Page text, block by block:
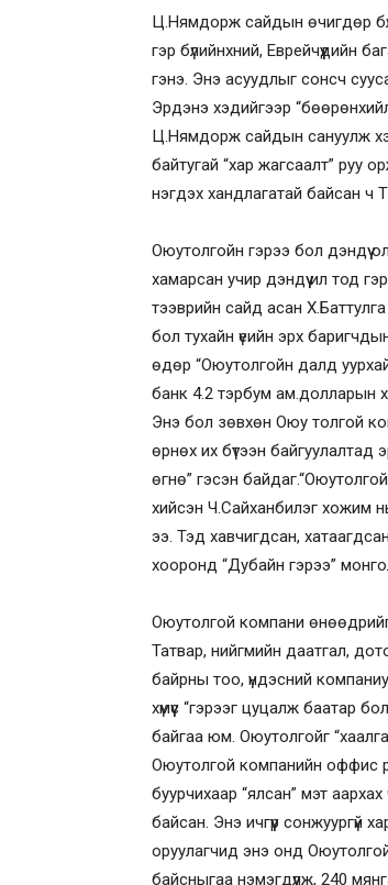
Ц.Нямдорж сайдын өчигдөр
гэр бүлийнхний, Еврейчүүдийн
гэнэ. Энэ асуудлыг сонсч
Эрдэнэ хэдийгээр
Ц.Нямдорж сайдын сануулж
байтугай “хар жагсаалт” руу
нэгдэх хандлагатай байсан ч
Оюутолгойн гэрээ бол дэндүү
хамарсан учир дэндүү ил тод
тээврийн сайд асан
бол тухайн үеийн эрх
өдөр “Оюутолгойн далд
банк 4.2 тэрбум ам.долларын
Энэ бол зөвхөн Оюу толгой
өрнөх их бүтээн
өгнө” гэсэн
хийсэн Ч.Сайханбилэг хожим
ээ. Тэд хавчигдсан,
хооронд “Дубайн гэрээ”
Оюутолгой компани
Татвар, нийгмийн даатгал,
байрны тоо, үндэсний
хүмүүс “гэрээг цуцалж баатар
байгаа юм. Оюутолгойг
Оюутолгой компанийн оффис
буурчихаар “ялсан” мэт
байсан. Энэ ичгүүр
оруулагчид энэ онд
байсныгаа нэмэгдүүлж, 240